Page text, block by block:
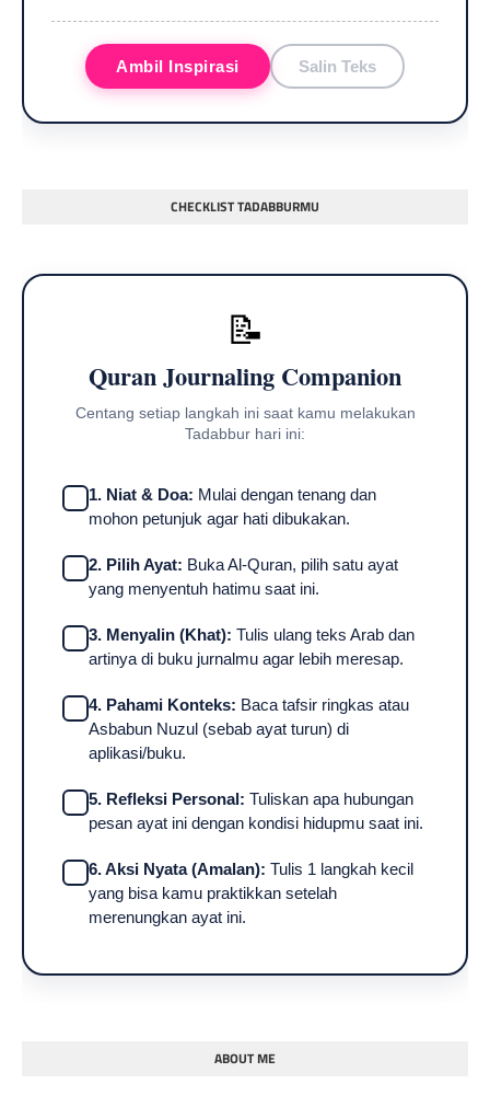
Ambil Inspirasi Salin Teks
CHECKLIST TADABBURMU
📝
Quran Journaling Companion
Centang setiap langkah ini saat kamu melakukan
Tadabbur hari ini:
1. Niat & Doa: Mulai dengan tenang dan
mohon petunjuk agar hati dibukakan.
2. Pilih Ayat: Buka Al-Quran, pilih satu ayat
yang menyentuh hatimu saat ini.
3. Menyalin (Khat): Tulis ulang teks Arab dan
artinya di buku jurnalmu agar lebih meresap.
4. Pahami Konteks: Baca tafsir ringkas atau
Asbabun Nuzul (sebab ayat turun) di
aplikasi/buku.
5. Refleksi Personal: Tuliskan apa hubungan
pesan ayat ini dengan kondisi hidupmu saat ini.
6. Aksi Nyata (Amalan): Tulis 1 langkah kecil
yang bisa kamu praktikkan setelah
merenungkan ayat ini.
ABOUT ME